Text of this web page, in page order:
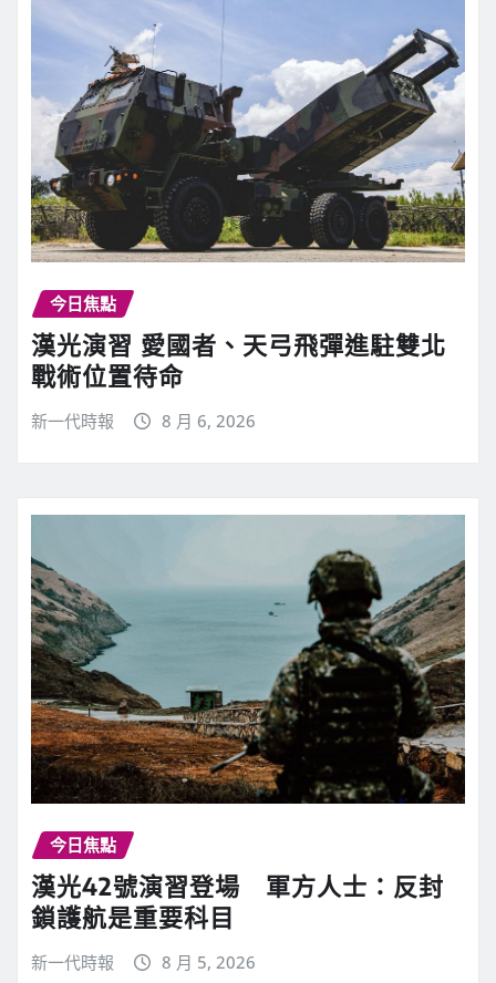
今日焦點
漢光演習 愛國者、天弓飛彈進駐雙北
戰術位置待命
新一代時報 8 月 6, 2026
今日焦點
漢光42號演習登場 軍方人士：反封
鎖護航是重要科目
新一代時報 8 月 5, 2026